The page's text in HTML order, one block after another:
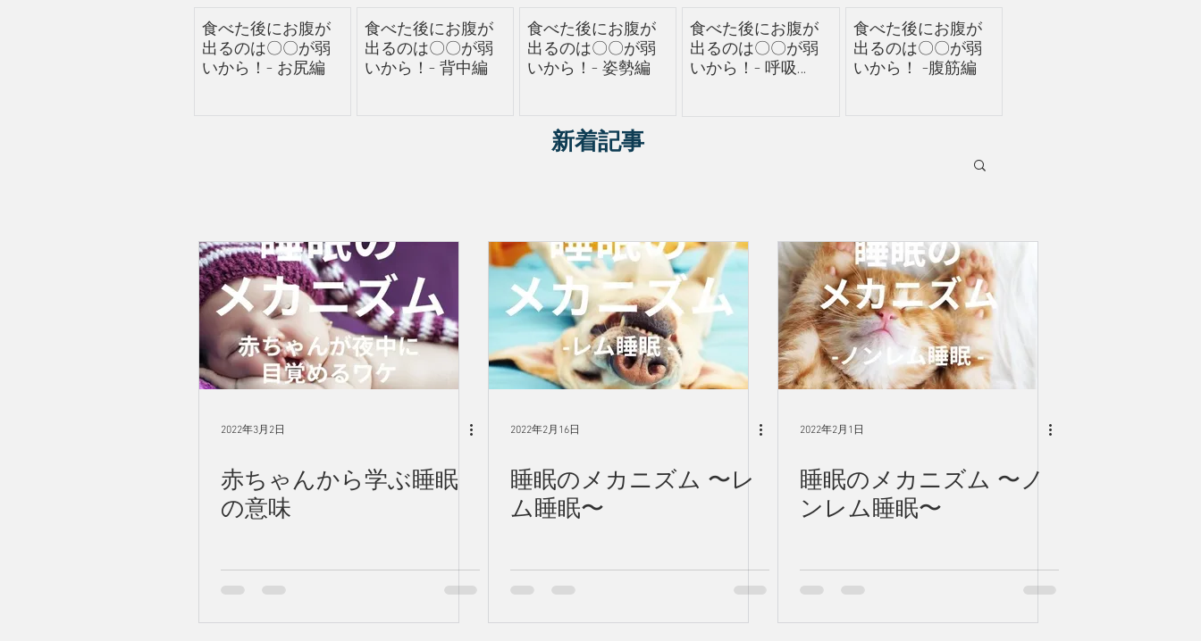
食べた後にお腹が
出るのは〇〇が弱
いから！- お尻編
食べた後にお腹が
出るのは〇〇が弱
いから！- 背中編
食べた後にお腹が
出るのは〇〇が弱
いから！- 姿勢編
食べた後にお腹が
出るのは〇〇が弱
いから！- 呼吸筋
食べた後にお腹が
出るのは〇〇が弱
いから！ -腹筋編
​新着記事
2022年3月2日
赤ちゃんから学ぶ睡眠
の意味
2022年2月16日
睡眠のメカニズム 〜レ
ム睡眠〜
2022年2月1日
睡眠のメカニズム 〜ノ
ンレム睡眠〜